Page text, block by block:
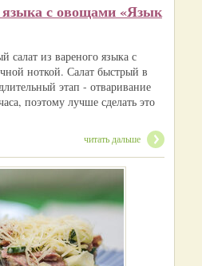
с овощами «Язык
салат из вареного языка с
ноткой. Салат быстрый в
этап - отваривание
поэтому лучше сделать это
читать дальше